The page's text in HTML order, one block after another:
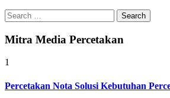
Search
for:
Mitra Media Percetakan
1
Percetakan Nota Solusi Kebutuhan